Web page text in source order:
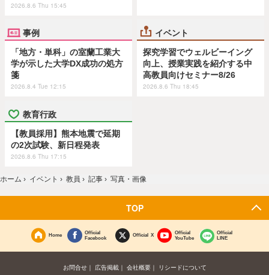
2026.8.6 Thu 15:45
事例
「地方・単科」の室蘭工業大
学が示した大学DX成功の処方
箋
2026.8.4 Tue 12:15
イベント
探究学習でウェルビーイング
向上、授業実践を紹介する中
高教員向けセミナー8/26
2026.8.6 Thu 18:45
教育行政
【教員採用】熊本地震で延期
の2次試験、新日程発表
2026.8.6 Thu 17:15
ホーム › イベント › 教員 › 記事 › 写真・画像
TOP
Home
Official
Facebook
Official X
Official
YouTube
Official
LINE
お問合せ 広告掲載 会社概要
リシードについて